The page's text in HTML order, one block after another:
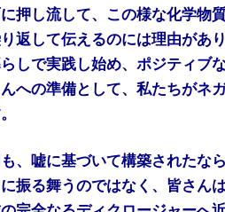
押し流して、この様な化学物
返して伝えるのには理由があ
しで実践し始め、ポジティブ
への準備として、私たちがネ
、嘘に基づいて構築されたな
振る舞うのではなく、皆さん